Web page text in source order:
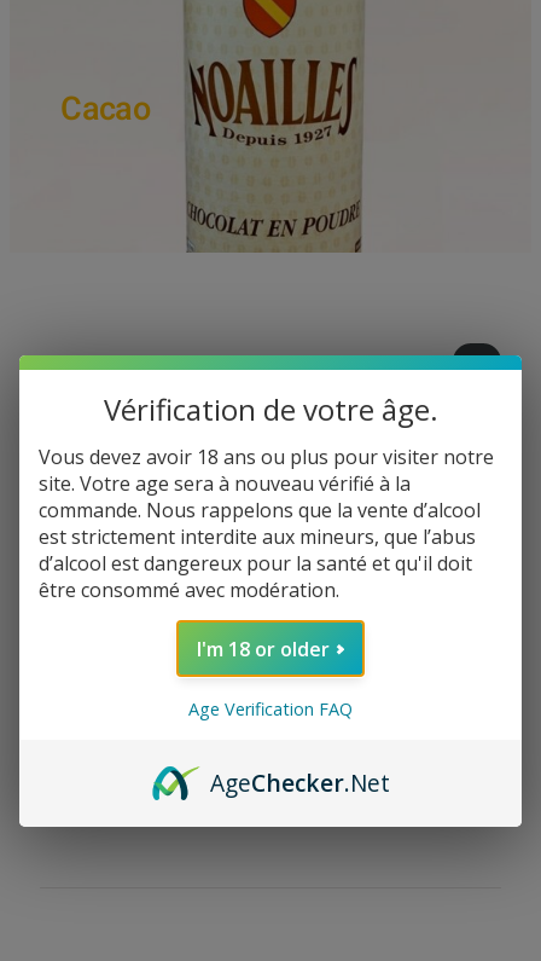
Cacao
Voici le seul résultat
Artisanal Noailles 1kg
options
Vérification de votre âge.
Vous devez avoir 18 ans ou plus pour visiter notre
site. Votre age sera à nouveau vérifié à la
commande. Nous rappelons que la vente d’alcool
est strictement interdite aux mineurs, que l’abus
d’alcool est dangereux pour la santé et qu'il doit
être consommé avec modération.
I'm 18 or older
Age Verification FAQ
AgeChecker.Net